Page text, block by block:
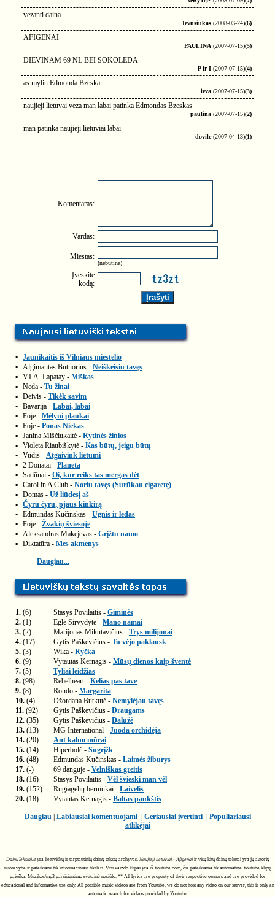
vezanti daina
Ievusiukas (2008-03-24)(6)
AFIGENAI
PAULINA (2007-07-15)(5)
DIEVINAM 69 NL BEI SOKOLEDA
P ir I (2007-07-15)(4)
as myliu Edmonda Bzeska
ieva (2007-07-15)(3)
naujieji lietuvai veza man labai patinka Edmondas Bzeskas
paulina (2007-07-15)(2)
man patinka naujieji lietuviai labai
dovile(2007-04-13)(1)
Komentaras:
Vardas:
Miestas:
(nebūtina)
Įveskite
kodą:
▪ Jaunikaitis iš Vilniaus miestelio
▪ Algimantas Butnorius - Neiškeisiu tavęs
▪ V.I.A. Lapatay - Miškas
▪ Neda - Tu žinai
▪ Deivis - Tikėk savim
▪ Bavarija - Labai, labai
▪ Foje - Mėlyni plaukai
▪ Foje - Ponas Niekas
▪ Janina Miščiukaitė - Rytinės žinios
▪ Violeta Riaubiškytė - Kas būtų, jeigu būtų
▪ Vudis - Atgaivink lietumi
▪ 2 Donatai - Planeta
▪ Sadūnai - Oi, kur reiks tas mergas dėt
▪ Carol in A Club - Noriu tavęs (Surūkau cigaretę)
▪ Domas - Už liūdesį aš
▪ Čyru čyru, pjaus kinkirą
▪ Edmundas Kučinskas - Ugnis ir ledas
▪ Fojė - Žvakių šviesoje
▪ Aleksandras Makejevas - Grįžtu namo
▪ Diktatūra - Mes akmenys
Daugiau...
1. (6) Stasys Povilaitis - Giminės
2. (1) Eglė Sirvydytė - Mano namai
3. (2) Marijonas Mikutavičius - Trys milijonai
4. (17) Gytis Paškevičius - Tu vėjo paklausk
5. (3) Wika - Ryčka
6. (9) Vytautas Kernagis - Mūsų dienos kaip šventė
7. (5)
Tyliai leidžias
8. (98) Rebelheart - Kelias pas tave
9. (8) Rondo - Margarita
10. (4) Džordana Butkutė - Nemylėjau tavęs
11. (92) Gytis Paškevičius - Draugams
12. (35) Gytis Paškevičius - Dalužė
13. (13) MG International - Juoda orchidėja
14. (20)
Ant kalno mūrai
15. (14) Hiperbolė - Sugrįžk
16. (48) Edmundas Kučinskas - Laimės žiburys
17. (-) 69 danguje - Velniškas greitis
18. (16) Stasys Povilaitis - Vėl švieski man vėl
19. (152) Rugiagėlių berniukai - Laivelis
20. (18) Vytautas Kernagis - Baltas paukštis
Daugiau| Labiausiai komentuojami| Geriausiai įvertinti| Populiariausi
atlikėjai
DainuTekstai.ltyra lietuviškų ir tarptautinių dainų tekstų archyvas. Naujieji lietuviai - Afigenaiir visų kitų dainų tekstai yra jų autorių
nuosavybė ir pateikiami tik informaciniais tikslais. Visi vaizdo klipai yra iš Youtube.com, čia pateikiama tik automatinė Youtube klipų
paieška. Muzikos/mp3 parsisiuntimo svetainė nesiūlo. ** All lyrics are property of their respective owners and are provided for
educational and informative use only. All possible music videos are from Youtube, we do not host any video on our server, this is only an
automatic search for videos provided by Youtube.